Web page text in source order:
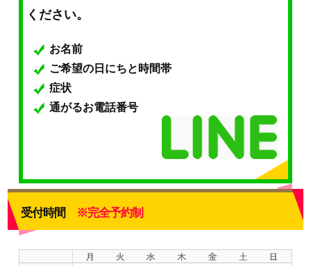
ください。
お名前
ご希望の日にちと時間帯
症状
通がるお電話番号
受付時間 ※完全予約制